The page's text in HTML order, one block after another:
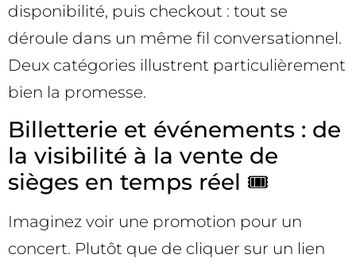
disponibilité, puis checkout : tout se
déroule dans un même fil conversationnel.
Deux catégories illustrent particulièrement
bien la promesse.
Billetterie et événements : de
la visibilité à la vente de
sièges en temps réel 🎟️
Imaginez voir une promotion pour un
concert. Plutôt que de cliquer sur un lien